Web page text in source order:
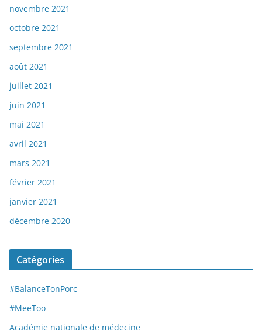
novembre 2021
octobre 2021
septembre 2021
août 2021
juillet 2021
juin 2021
mai 2021
avril 2021
mars 2021
février 2021
janvier 2021
décembre 2020
Catégories
#BalanceTonPorc
#MeeToo
Académie nationale de médecine